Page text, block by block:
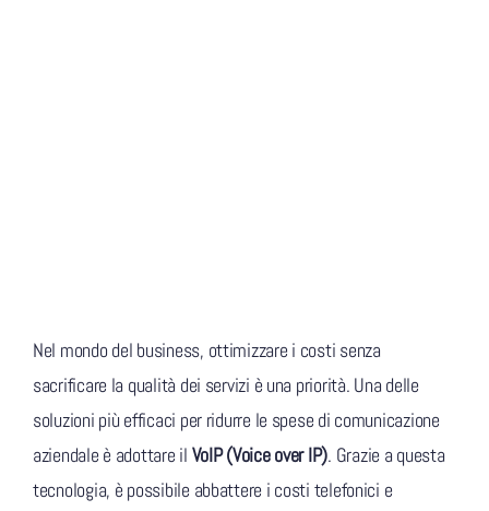
Nel mondo del business, ottimizzare i costi senza
sacrificare la qualità dei servizi è una priorità. Una delle
soluzioni più efficaci per ridurre le spese di comunicazione
aziendale è adottare il VoIP (Voice over IP). Grazie a questa
tecnologia, è possibile abbattere i costi telefonici e